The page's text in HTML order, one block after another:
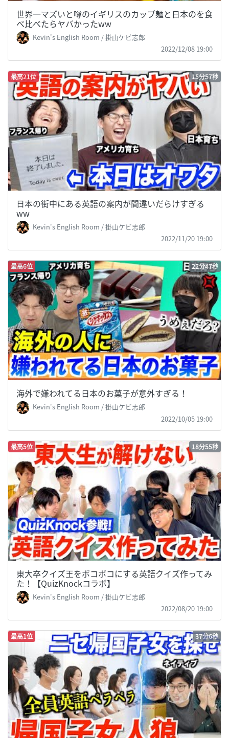
世界一マズいと噂のイギリスのカップ麺と日本のを食
べ比べたらヤバかったww
Kevin's English Room / 掛山ケビ志郎
2022/12/08 19:00
最高21位 15分57秒
日本の街中にある英語の案内が間違いだらけすぎる
ww
Kevin's English Room / 掛山ケビ志郎
2022/11/20 19:00
最高6位 22分47秒
海外で嫌われてる日本のお菓子が意外すぎる！
Kevin's English Room / 掛山ケビ志郎
2022/10/05 19:00
最高5位 18分55秒
東大卒クイズ王をボコボコにする英語クイズ作ってみ
た！【QuizKnockコラボ】
Kevin's English Room / 掛山ケビ志郎
2022/08/20 19:00
最高1位 37分6秒